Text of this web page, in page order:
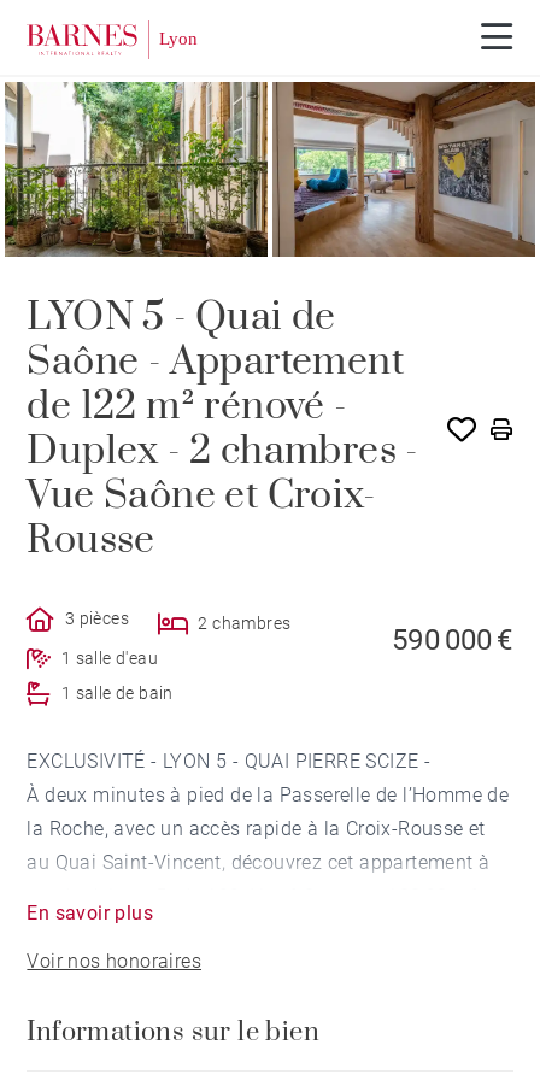
EXCLUSIVITÉ
LYON 5 - Quai de
Saône - Appartement
de 122 m² rénové -
Duplex - 2 chambres -
Vue Saône et Croix-
Rousse
3 pièces
2 chambres
1 salle d'eau
1 salle de bain
590 000 €
EXCLUSIVITÉ - LYON 5 - QUAI PIERRE SCIZE -
À deux minutes à pied de la Passerelle de l’Homme de
la Roche, avec un accès rapide à la Croix-Rousse et
au Quai Saint-Vincent, découvrez cet appartement à
de qualité, il offre un cadre de vie contemporain,
En savoir plus
Voir nos honoraires
Informations sur le bien